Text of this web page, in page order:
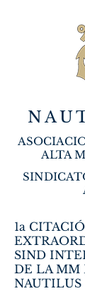
ALTA
1a
SIND
DE LA MM
NAUTILUS